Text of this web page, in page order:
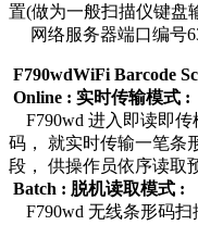
置(做为一般扫描仪键盘
网络服务器端口编号
F790wdWiFi Barcode
Online : 实时传输模式 :
F790wd 进入即读即传
码， 就实时传输一笔
段， 供操作员依序读
Batch : 脱机读取模式 :
F790wd 无线条形码扫